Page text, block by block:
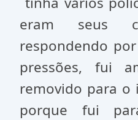
eram seus
respondendo
pressões, fui
removido para o
porque fui